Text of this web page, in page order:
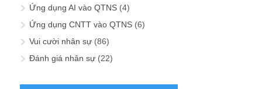
Ứng dụng AI vào QTNS (4)
Ứng dụng CNTT vào QTNS (6)
Vui cười nhân sự (86)
Đánh giá nhân sự (22)